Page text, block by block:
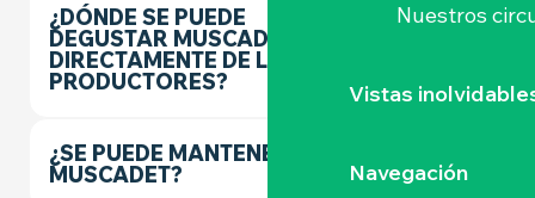
Nuestros
Vistas
Navegación
¿DÓNDE SE PUEDE
DEGUSTAR MUSCADET
DIRECTAMENTE DE LOS
PRODUCTORES?
¿SE PUEDE MANTENER EL
MUSCADET?